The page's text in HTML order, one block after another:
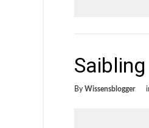
By Wissensblogger